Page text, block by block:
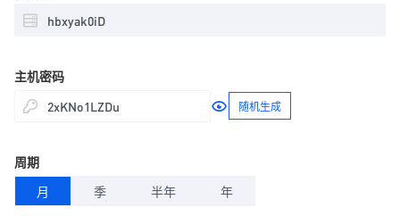
主机密码
随机生成
周期
月
季 半年 年